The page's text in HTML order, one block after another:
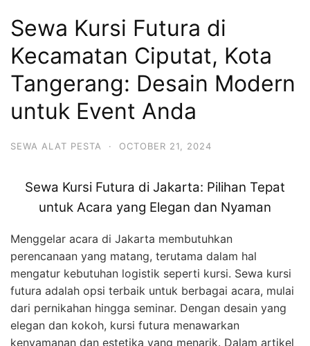
Sewa Kursi Futura di
Kecamatan Ciputat, Kota
Tangerang: Desain Modern
untuk Event Anda
SEWA ALAT PESTA · OCTOBER 21, 2024
Sewa Kursi Futura di Jakarta: Pilihan Tepat
untuk Acara yang Elegan dan Nyaman
Menggelar acara di Jakarta membutuhkan
perencanaan yang matang, terutama dalam hal
mengatur kebutuhan logistik seperti kursi. Sewa kursi
futura adalah opsi terbaik untuk berbagai acara, mulai
dari pernikahan hingga seminar. Dengan desain yang
elegan dan kokoh, kursi futura menawarkan
kenyamanan dan estetika yang menarik. Dalam artikel